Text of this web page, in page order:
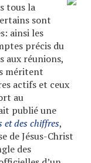
tous la
sont
ainsi les
précis du
aux réunions,
méritent
actifs et ceux
au
publié une
et des chiffres,
de Jésus-Christ
des